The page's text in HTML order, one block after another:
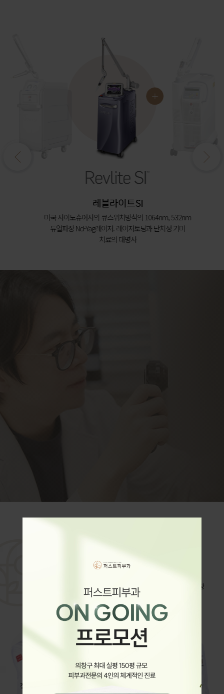
레블라이트SI
미국 사이노슈어사의 큐스위치방식의 1064nm, 532nm
듀얼파장 Nd-Yag레이저. 레이저토닝과 난치성 기미
치료의 대명사
정홍필 원장
홍진우 대표원장 권혁진 원장